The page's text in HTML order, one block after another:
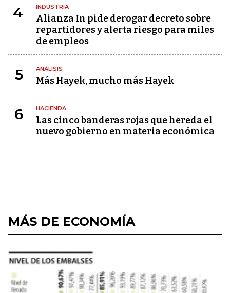
4 INDUSTRIA
Alianza In pide derogar decreto sobre
repartidores y alerta riesgo para miles
de empleos
5 ANÁLISIS
Más Hayek, mucho más Hayek
6 HACIENDA
Las cinco banderas rojas que hereda el
nuevo gobierno en materia económica
MÁS DE ECONOMÍA